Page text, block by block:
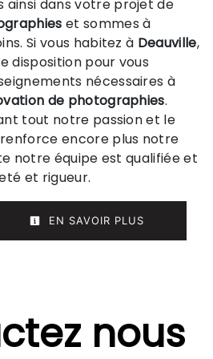
ainsi dans votre projet de
et sommes à
Si vous habitez à Deauville,
disposition pour vous
nécessaires à
de photographies.
tout notre passion et le
encore plus notre
notre équipe est qualifiée et
et rigueur.
EN SAVOIR PLUS
nous